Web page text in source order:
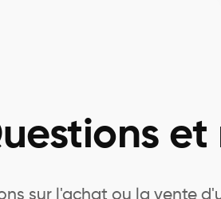
et
sur l'achat ou la vente